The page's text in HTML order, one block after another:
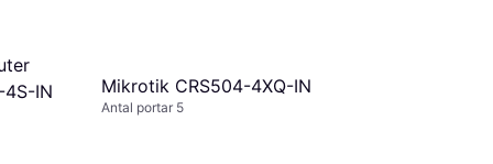
4S-IN
Mikrotik CRS504-4XQ-IN
Antal portar 5